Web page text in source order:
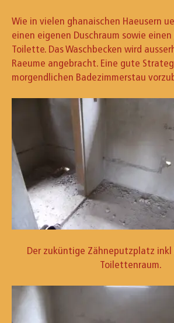
Wie in vielen ghanaischen Haeusern
einen eigenen Duschraum sowie
Toilette. Das Waschbecken wird
Raeume angebracht. Eine gute
morgendlichen Badezimmerstau
Der zuküntige Zähneputzplatz inkl
Toilettenraum.